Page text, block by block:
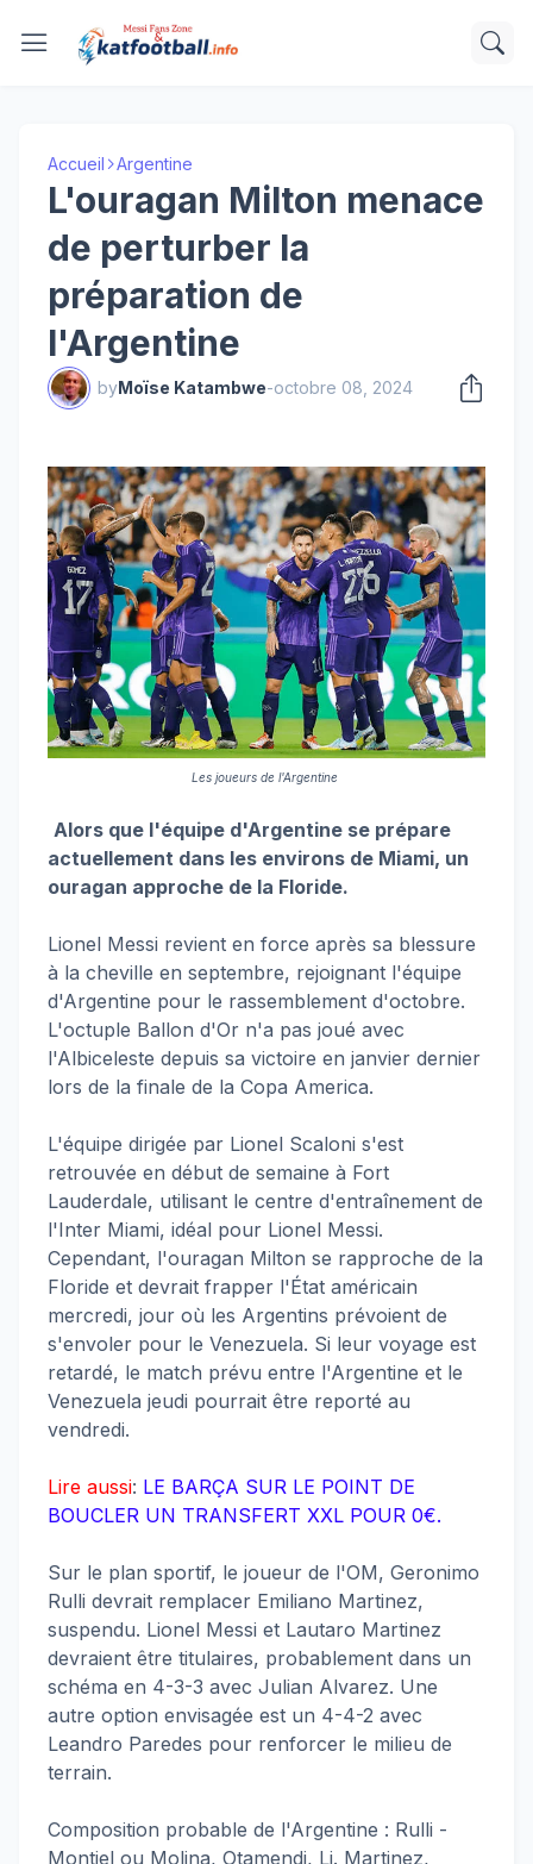
Accueil Argentine
L'ouragan Milton menace
de perturber la
préparation de
l'Argentine
byMoïse Katambwe-octobre 08, 2024
Les joueurs de l'Argentine
Alors que l'équipe d'Argentine se prépare
actuellement dans les environs de Miami, un
ouragan approche de la Floride.
Lionel Messi revient en force après sa blessure
à la cheville en septembre, rejoignant l'équipe
d'Argentine pour le rassemblement d'octobre.
L'octuple Ballon d'Or n'a pas joué avec
l'Albiceleste depuis sa victoire en janvier dernier
lors de la finale de la Copa America.
L'équipe dirigée par Lionel Scaloni s'est
retrouvée en début de semaine à Fort
Lauderdale, utilisant le centre d'entraînement de
l'Inter Miami, idéal pour Lionel Messi.
Cependant, l'ouragan Milton se rapproche de la
Floride et devrait frapper l'État américain
mercredi, jour où les Argentins prévoient de
s'envoler pour le Venezuela. Si leur voyage est
retardé, le match prévu entre l'Argentine et le
Venezuela jeudi pourrait être reporté au
vendredi.
Lire aussi: LE BARÇA SUR LE POINT DE
BOUCLER UN TRANSFERT XXL POUR 0€.
Sur le plan sportif, le joueur de l'OM, Geronimo
Rulli devrait remplacer Emiliano Martinez,
suspendu. Lionel Messi et Lautaro Martinez
devraient être titulaires, probablement dans un
schéma en 4-3-3 avec Julian Alvarez. Une
autre option envisagée est un 4-4-2 avec
Leandro Paredes pour renforcer le milieu de
terrain.
Composition probable de l'Argentine : Rulli -
Montiel ou Molina, Otamendi, Li. Martinez,